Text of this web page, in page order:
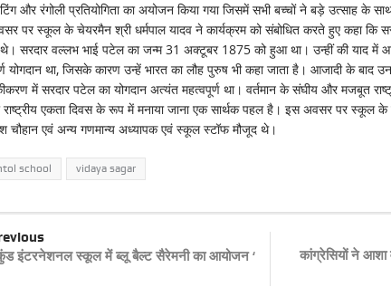
और रंगोली प्रतियोगिता का अयोजन किया गया जिसमें सभी बच्चों ने बड़े उत्साह के
पर स्कूल के चेयरमैन श्री धर्मपाल यादव ने कार्यक्रम को संबोधित करते हुए कहा कि
सरदार वल्लभ भाई पटेल का जन्म 31 अक्टूबर 1875 को हुआ था। उन्हीं की याद में आज
योगदान था, जिसके कारण उन्हें भारत का लौह पुरुष भी कहा जाता है। आजादी के बाद
में सरदार पटेल का योगदान अत्यंत महत्वपूर्ण था। वर्तमान के संघीय और मजबूत
एकता दिवस के रूप में मनाया जाना एक सार्थक पहल है। इस अवसर पर स्कूल
चौहान एवं अन्य गणमान्य अध्यापक एवं स्कूल स्टॉफ मौजूद थे।
school vidaya sagar
इंटरनेशनल स्कूल में ब्लू बैल्ट सैरेमनी का आयोजन ‘
कांग्रेसियों ने आशा